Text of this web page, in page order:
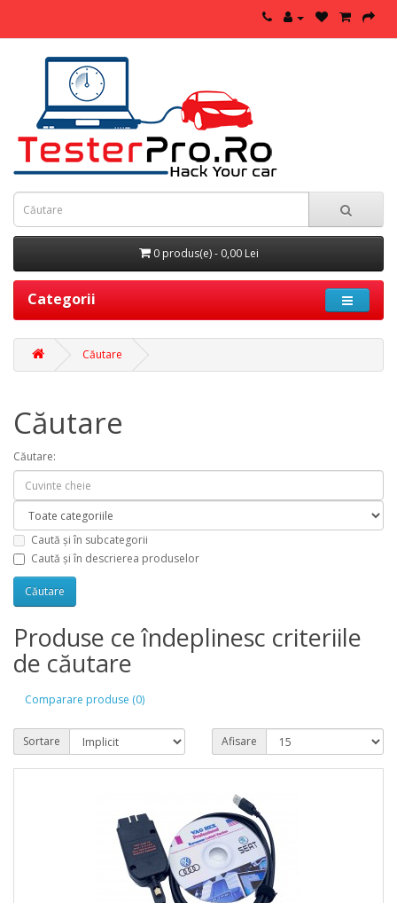
0 produs(e) - 0,00 Lei
Categorii
Căutare
Căutare
Căutare:
Caută și în subcategorii
Caută și în descrierea produselor
Produse ce îndeplinesc criteriile
de căutare
Comparare produse (0)
Sortare Afisare